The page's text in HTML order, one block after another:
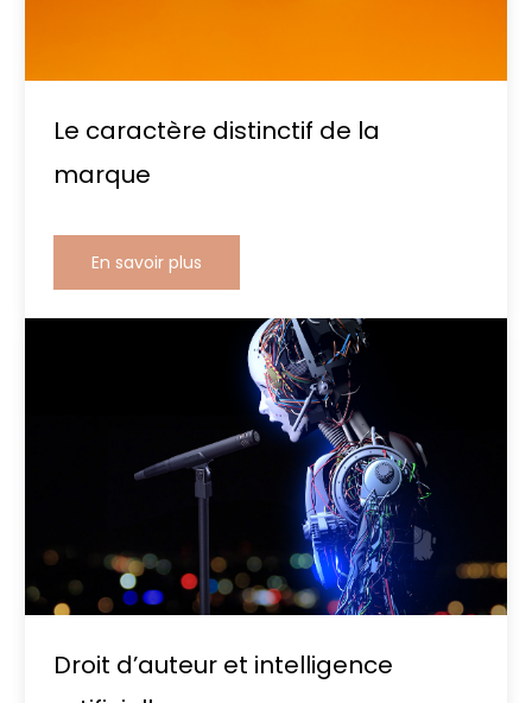
Le caractère distinctif de la
marque
En savoir plus
Droit d’auteur et intelligence